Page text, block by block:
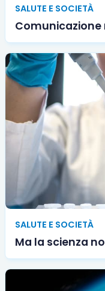
SALUTE E SOCIETÀ
SALUTE E SOCIETÀ
Ma la scienza